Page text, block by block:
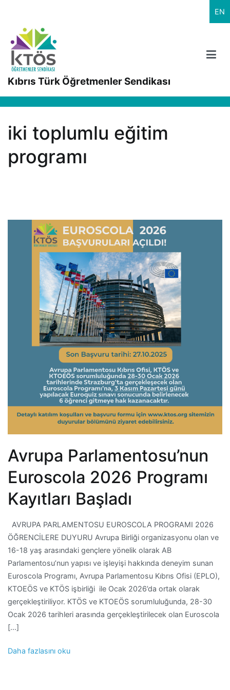
EN
Kıbrıs Türk Öğretmenler Sendikası
iki toplumlu eğitim
programı
Avrupa Parlamentosu’nun
Euroscola 2026 Programı
Kayıtları Başladı
AVRUPA PARLAMENTOSU EUROSCOLA PROGRAMI 2026
ÖĞRENCİLERE DUYURU Avrupa Birliği organizasyonu olan ve
16-18 yaş arasındaki gençlere yönelik olarak AB
Parlamentosu’nun yapısı ve işleyişi hakkında deneyim sunan
Euroscola Programı, Avrupa Parlamentosu Kıbrıs Ofisi (EPLO),
KTOEÖS ve KTÖS işbirliği ile Ocak 2026’da ortak olarak
gerçekleştiriliyor. KTÖS ve KTOEÖS sorumluluğunda, 28-30
Ocak 2026 tarihleri arasında gerçekleştirilecek olan Euroscola
[…]
Daha fazlasını oku